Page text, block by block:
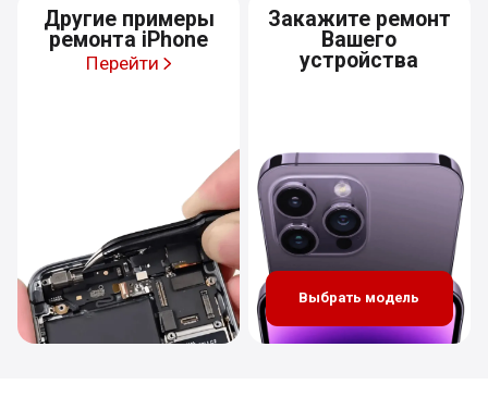
Другие примеры
ремонта iPhone
Перейти
Закажите ремонт
Вашего
устройства
Выбрать модель